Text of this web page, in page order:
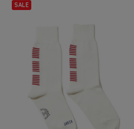
SALE